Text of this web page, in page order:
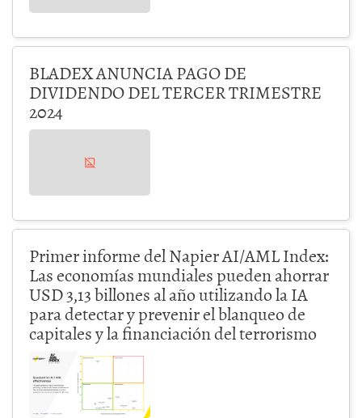
BLADEX ANUNCIA PAGO DE
DIVIDENDO DEL TERCER TRIMESTRE
2024
Primer informe del Napier AI/AML Index:
Las economías mundiales pueden ahorrar
USD 3,13 billones al año utilizando la IA
para detectar y prevenir el blanqueo de
capitales y la financiación del terrorismo